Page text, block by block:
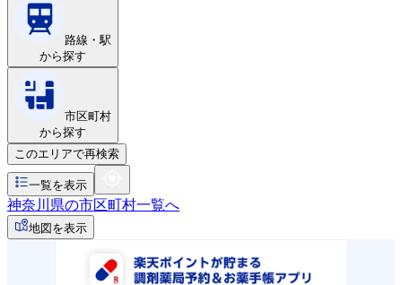
路線・駅
から探す
市区町村
から探す
このエリアで再検索
一覧を表示
神奈川県の市区町村一覧へ
地図を表示